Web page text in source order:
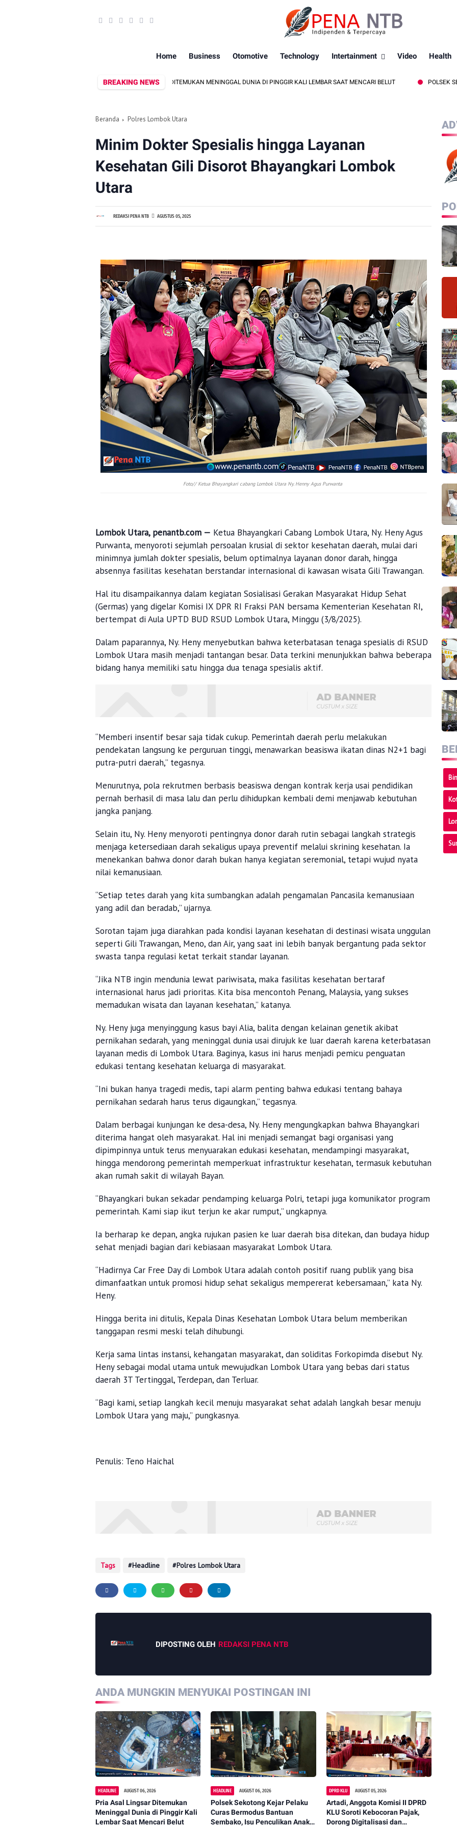
Home Business Otomotive Technology Intertainment Video Health
BREAKING NEWS
PRIA ASAL LINGSAR DITEMUKAN MENINGGAL DUNIA DI PINGGIR KALI LEMBAR SAAT MENCARI BELUT POLSEK
Beranda Polres Lombok Utara
Minim Dokter Spesialis hingga Layanan
Kesehatan Gili Disorot Bhayangkari Lombok
Utara
REDAKSI PENA NTB AGUSTUS 05, 2025
Foto// Ketua Bhayangkari cabang Lombok Utara Ny. Henny Agus Purwanta
Lombok Utara, penantb.com — Ketua Bhayangkari Cabang Lombok Utara, Ny. Heny Agus
Purwanta, menyoroti sejumlah persoalan krusial di sektor kesehatan daerah, mulai dari
minimnya jumlah dokter spesialis, belum optimalnya layanan donor darah, hingga
absennya fasilitas kesehatan berstandar internasional di kawasan wisata Gili Trawangan.
Hal itu disampaikannya dalam kegiatan Sosialisasi Gerakan Masyarakat Hidup Sehat
(Germas) yang digelar Komisi IX DPR RI Fraksi PAN bersama Kementerian Kesehatan RI,
bertempat di Aula UPTD BUD RSUD Lombok Utara, Minggu (3/8/2025).
Dalam paparannya, Ny. Heny menyebutkan bahwa keterbatasan tenaga spesialis di RSUD
Lombok Utara masih menjadi tantangan besar. Data terkini menunjukkan bahwa beberapa
bidang hanya memiliki satu hingga dua tenaga spesialis aktif.
“Memberi insentif besar saja tidak cukup. Pemerintah daerah perlu melakukan
pendekatan langsung ke perguruan tinggi, menawarkan beasiswa ikatan dinas N2+1 bagi
putra-putri daerah,” tegasnya.
Menurutnya, pola rekrutmen berbasis beasiswa dengan kontrak kerja usai pendidikan
pernah berhasil di masa lalu dan perlu dihidupkan kembali demi menjawab kebutuhan
jangka panjang.
Selain itu, Ny. Heny menyoroti pentingnya donor darah rutin sebagai langkah strategis
menjaga ketersediaan darah sekaligus upaya preventif melalui skrining kesehatan. Ia
menekankan bahwa donor darah bukan hanya kegiatan seremonial, tetapi wujud nyata
nilai kemanusiaan.
“Setiap tetes darah yang kita sumbangkan adalah pengamalan Pancasila kemanusiaan
yang adil dan beradab,” ujarnya.
Sorotan tajam juga diarahkan pada kondisi layanan kesehatan di destinasi wisata unggulan
seperti Gili Trawangan, Meno, dan Air, yang saat ini lebih banyak bergantung pada sektor
swasta tanpa regulasi ketat terkait standar layanan.
“Jika NTB ingin mendunia lewat pariwisata, maka fasilitas kesehatan bertaraf
internasional harus jadi prioritas. Kita bisa mencontoh Penang, Malaysia, yang sukses
memadukan wisata dan layanan kesehatan,” katanya.
Ny. Heny juga menyinggung kasus bayi Alia, balita dengan kelainan genetik akibat
pernikahan sedarah, yang meninggal dunia usai dirujuk ke luar daerah karena keterbatasan
layanan medis di Lombok Utara. Baginya, kasus ini harus menjadi pemicu penguatan
edukasi tentang kesehatan keluarga di masyarakat.
“Ini bukan hanya tragedi medis, tapi alarm penting bahwa edukasi tentang bahaya
pernikahan sedarah harus terus digaungkan,” tegasnya.
Dalam berbagai kunjungan ke desa-desa, Ny. Heny mengungkapkan bahwa Bhayangkari
diterima hangat oleh masyarakat. Hal ini menjadi semangat bagi organisasi yang
dipimpinnya untuk terus menyuarakan edukasi kesehatan, mendampingi masyarakat,
hingga mendorong pemerintah memperkuat infrastruktur kesehatan, termasuk kebutuhan
akan rumah sakit di wilayah Bayan.
“Bhayangkari bukan sekadar pendamping keluarga Polri, tetapi juga komunikator program
pemerintah. Kami siap ikut terjun ke akar rumput,” ungkapnya.
Ia berharap ke depan, angka rujukan pasien ke luar daerah bisa ditekan, dan budaya hidup
sehat menjadi bagian dari kebiasaan masyarakat Lombok Utara.
“Hadirnya Car Free Day di Lombok Utara adalah contoh positif ruang publik yang bisa
dimanfaatkan untuk promosi hidup sehat sekaligus mempererat kebersamaan,” kata Ny.
Heny.
Hingga berita ini ditulis, Kepala Dinas Kesehatan Lombok Utara belum memberikan
tanggapan resmi meski telah dihubungi.
Kerja sama lintas instansi, kehangatan masyarakat, dan soliditas Forkopimda disebut Ny.
Heny sebagai modal utama untuk mewujudkan Lombok Utara yang bebas dari status
daerah 3T Tertinggal, Terdepan, dan Terluar.
“Bagi kami, setiap langkah kecil menuju masyarakat sehat adalah langkah besar menuju
Lombok Utara yang maju,” pungkasnya.
Penulis: Teno Haichal
Tags Headline Polres Lombok Utara
DIPOSTING OLEH REDAKSI PENA NTB
ANDA MUNGKIN MENYUKAI POSTINGAN INI
HEADLINE AUGUST 06, 2026
Pria Asal Lingsar Ditemukan
Meninggal Dunia di Pinggir Kali
Lembar Saat Mencari Belut
HEADLINE AUGUST 06, 2026
Polsek Sekotong Kejar Pelaku
Curas Bermodus Bantuan
Sembako, Isu Penculikan Anak
DPRD KLU AUGUST 05, 2026
Artadi, Anggota Komisi II DPRD
KLU Soroti Kebocoran Pajak,
Dorong Digitalisasi dan